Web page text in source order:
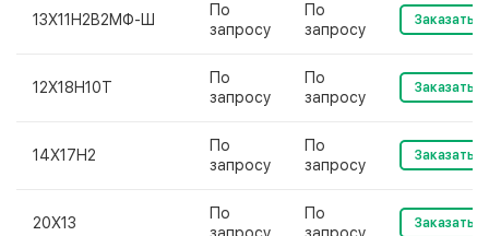
13Х11Н2В2МФ-Ш
По
запросу
По
запросу
Заказать
12Х18Н10Т
По
запросу
По
запросу
Заказать
14Х17Н2
По
запросу
По
запросу
Заказать
20Х13
По
По
Заказать